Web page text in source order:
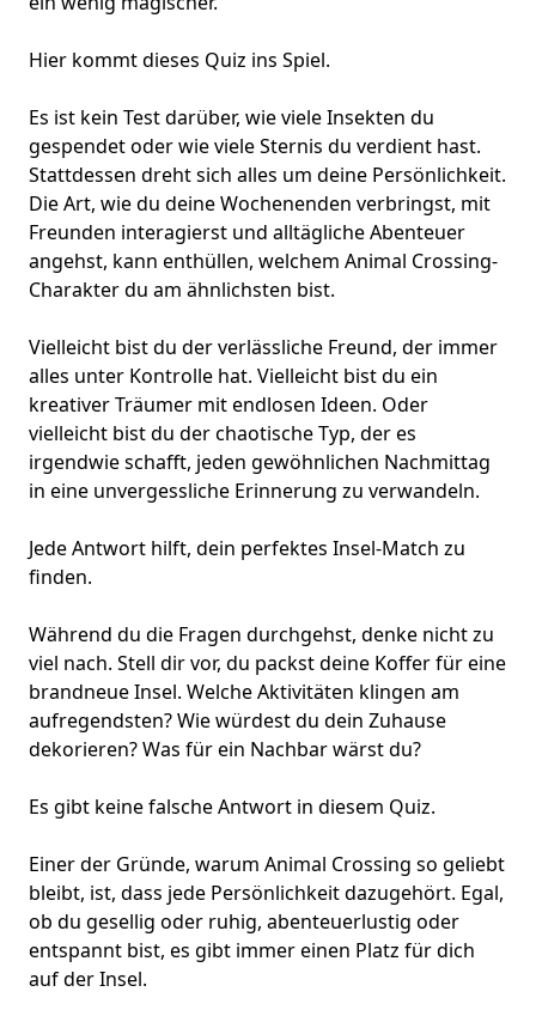
Hier kommt dieses Quiz ins Spiel.
Es ist kein Test darüber, wie viele Insekten du
gespendet oder wie viele Sternis du verdient hast.
Stattdessen dreht sich alles um deine Persönlichkeit.
Die Art, wie du deine Wochenenden verbringst, mit
Freunden interagierst und alltägliche Abenteuer
angehst, kann enthüllen, welchem Animal Crossing-
Charakter du am ähnlichsten bist.
Vielleicht bist du der verlässliche Freund, der immer
alles unter Kontrolle hat. Vielleicht bist du ein
kreativer Träumer mit endlosen Ideen. Oder
vielleicht bist du der chaotische Typ, der es
irgendwie schafft, jeden gewöhnlichen Nachmittag
in eine unvergessliche Erinnerung zu verwandeln.
Jede Antwort hilft, dein perfektes Insel-Match zu
finden.
Während du die Fragen durchgehst, denke nicht zu
viel nach. Stell dir vor, du packst deine Koffer für eine
brandneue Insel. Welche Aktivitäten klingen am
aufregendsten? Wie würdest du dein Zuhause
dekorieren? Was für ein Nachbar wärst du?
Es gibt keine falsche Antwort in diesem Quiz.
Einer der Gründe, warum Animal Crossing so geliebt
bleibt, ist, dass jede Persönlichkeit dazugehört. Egal,
ob du gesellig oder ruhig, abenteuerlustig oder
entspannt bist, es gibt immer einen Platz für dich
auf der Insel.